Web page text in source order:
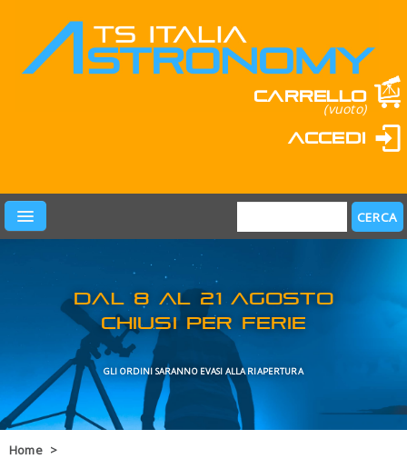
Carrello
(vuoto)
Accedi
PRODOTTI
LEARN & FUN
MARCHI
OFFERTE
Home >